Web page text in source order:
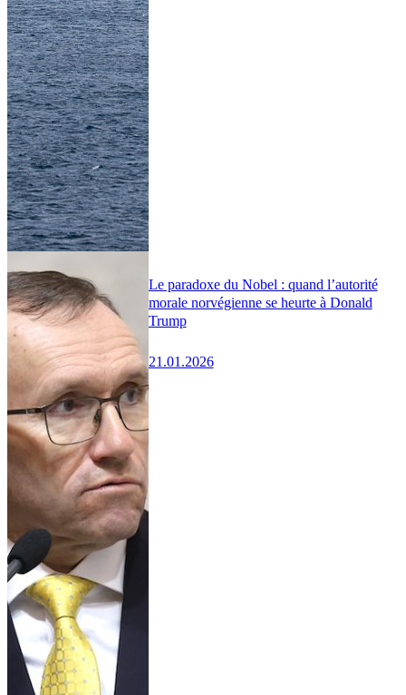
Le paradoxe du Nobel : quand l’autorité
morale norvégienne se heurte à Donald
Trump
21.01.2026